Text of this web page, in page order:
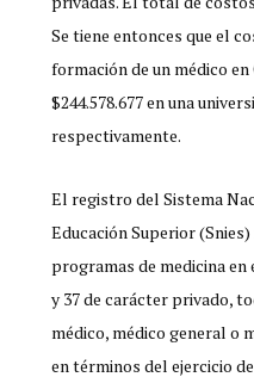
Se tiene entonces que el
formación de un médico en
$244.578.677 en una
respectivamente.
El registro del Sistema
Educación Superior
programas de medicina
y 37 de carácter privado,
médico, médico general o
en términos del ejercicio